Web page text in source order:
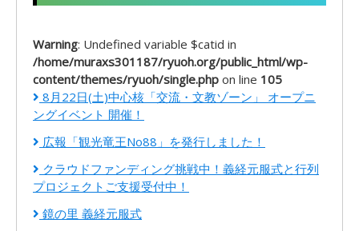
Warning: Undefined variable $catid in
/home/muraxs301187/ryuoh.org/public_html/wp-
content/themes/ryuoh/single.php on line 105
8月22日(土)中心核「交流・文教ゾーン」 オープニ
ングイベント 開催！
広報「観光竜王No88」を発行しました！
クラウドファンディング挑戦中！義経元服式と行列
プロジェクトご支援受付中！
鏡の里 義経元服式